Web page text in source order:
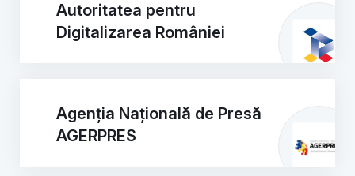
Autoritatea pentru
Digitalizarea României
Agenția Națională de Presă
AGERPRES